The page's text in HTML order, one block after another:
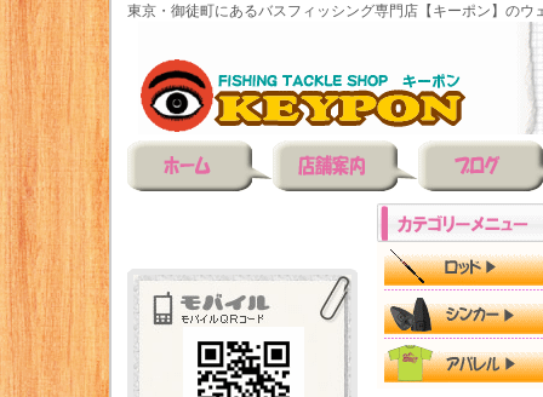
東京・御徒町にあるバスフィッシング専門店【キーポン】のウ